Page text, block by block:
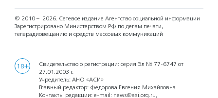
© 2010 – 2026. Сетевое издание Агентство социальной информации
Зарегистрировано Министерством РФ по делам печати,
телерадиовещанию и средств массовых коммуникаций
18+
Свидетельство о регистрации: серия Эл № 77-6747 от
27.01.2003 г.
Учредитель: АНО «АСИ»
Главный редактор: Федорова Евгения Михайловна
Контакты редакции: e-mail: news@asi.org.ru,